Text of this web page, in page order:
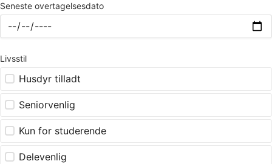
Seneste overtagelsesdato
Livsstil
Husdyr tilladt
Seniorvenlig
Kun for studerende
Delevenlig